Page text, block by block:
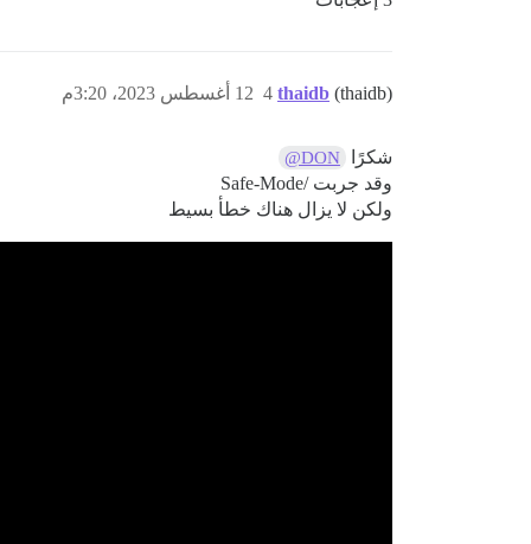
thaidb (thaidb) 12 أغسطس 2023، 3:20م 4
شكرًا @DON
وقد جربت /Safe-Mode
ولكن لا يزال هناك خطأ بسيط